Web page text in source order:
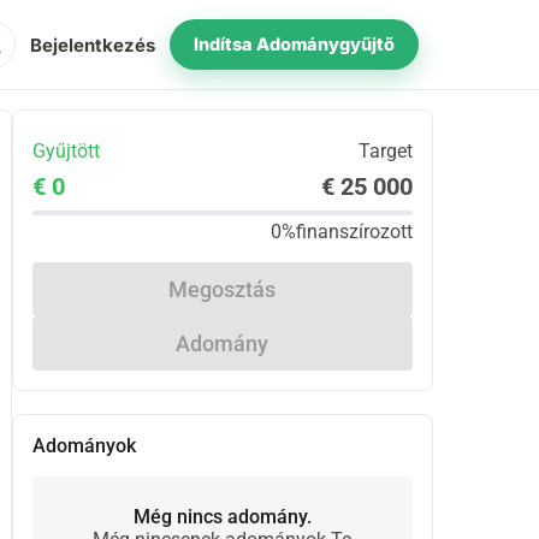
Bejelentkezés Indítsa Adománygyűjtő
Gyűjtött Target
€ 0 € 25 000
0%finanszírozott
Megosztás
Adomány
Adományok
Még nincs adomány.